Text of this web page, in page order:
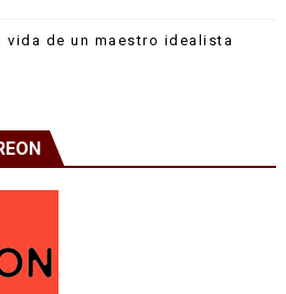
vida de un maestro idealista